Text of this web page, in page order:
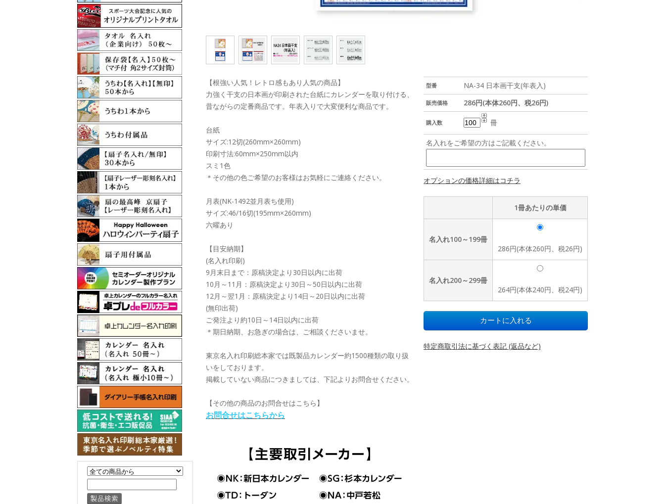
型番 NA-34 日本画干支(年表入)
販売価格 286円(本体260円、税26円)
購入数 冊
名入れをご希望の方はご記載ください。
オプションの価格詳細はコチラ
1冊あたりの単価
名入れ100～199冊
286円(本体260円、税26円)
名入れ200～299冊
264円(本体240円、税24円)
特定商取引法に基づく表記 (返品など)
【根強い人気！レトロ感もあり人気の商品】
力強く干支の日本画が印刷された台紙にカレンダーを取り付ける、
昔ながらの定番商品です。年表入りで大変便利な商品です。
台紙
サイズ:12切(260mm×260mm)
印刷寸法:60mm×250mm以内
スミ1色
＊その他の色ご希望のお客様はお気軽にご連絡ください。
月表(NK-1492並月表ち使用)
サイズ:46/16切(195mm×260mm)
六曜あり
【目安納期】
(名入れ印刷)
9月末日まで：原稿決定より30日以内に出荷
10月～11月：原稿決定より30日～50日以内に出荷
12月～翌1月：原稿決定より14日～20日以内に出荷
(無印出荷)
ご発注より約10日～14日以内に出荷
＊期日納期、お急ぎの場合は、ご相談くださいませ。
東京名入れ印刷総本家では既製品カレンダー約1500種類の取り扱
いをしております。
掲載していない商品につきましては、下記よりお問合せください。
【その他の商品のお問合せはこちら】
お問合せはこちらから